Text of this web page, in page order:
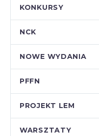
KONKURSY
NCK
NOWE WYDANIA
PFFN
PROJEKT LEM
WARSZTATY